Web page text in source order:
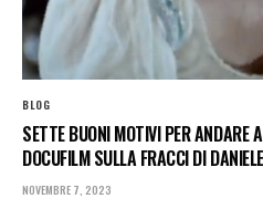
BLOG
SETTE BUONI MOTIVI PER ANDARE
DOCUFILM SULLA FRACCI DI
NOVEMBRE 7, 2023